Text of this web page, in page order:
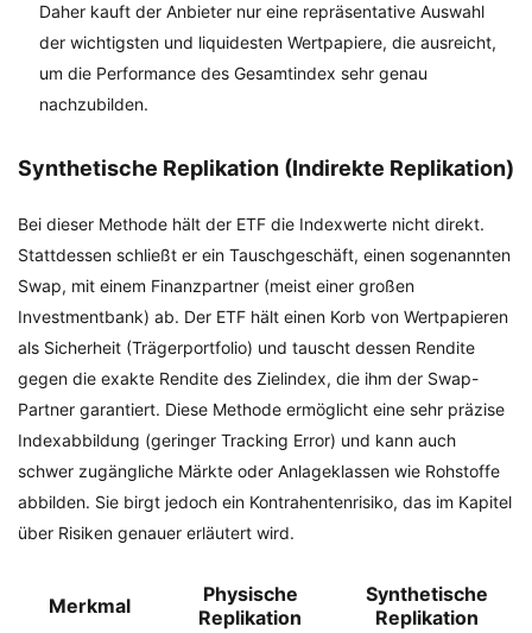
Daher kauft der Anbieter nur eine repräsentative Auswahl
der wichtigsten und liquidesten Wertpapiere, die ausreicht,
um die Performance des Gesamtindex sehr genau
nachzubilden.
Synthetische Replikation (Indirekte Replikation)
Bei dieser Methode hält der ETF die Indexwerte nicht direkt.
Stattdessen schließt er ein Tauschgeschäft, einen sogenannten
Swap, mit einem Finanzpartner (meist einer großen
Investmentbank) ab. Der ETF hält einen Korb von Wertpapieren
als Sicherheit (Trägerportfolio) und tauscht dessen Rendite
gegen die exakte Rendite des Zielindex, die ihm der Swap-
Partner garantiert. Diese Methode ermöglicht eine sehr präzise
Indexabbildung (geringer Tracking Error) und kann auch
schwer zugängliche Märkte oder Anlageklassen wie Rohstoffe
abbilden. Sie birgt jedoch ein Kontrahentenrisiko, das im Kapitel
über Risiken genauer erläutert wird.
Merkmal
Physische
Replikation
Synthetische
Replikation